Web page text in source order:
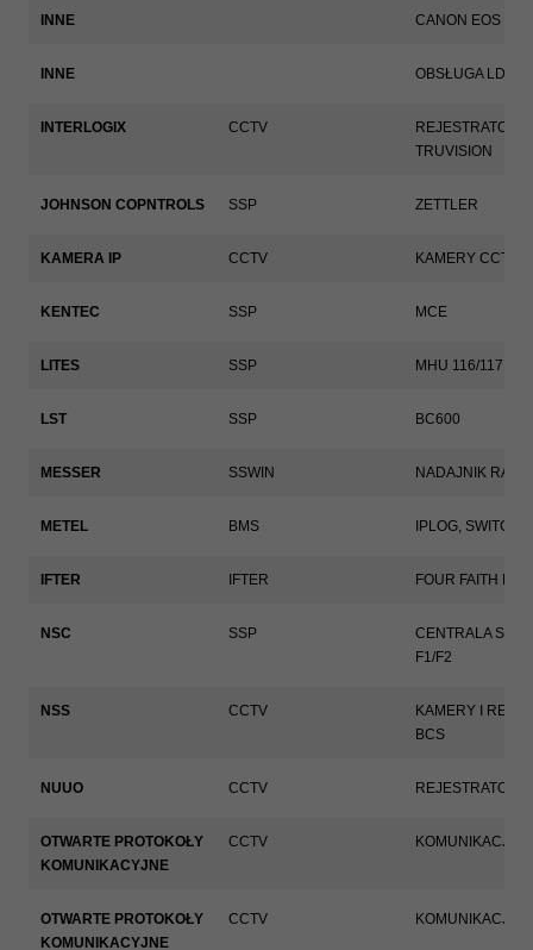
INNE CANON EOS
INNE OBSŁUGA LDAP
INTERLOGIX CCTV
REJESTRATORY
TRUVISION
JOHNSON COPNTROLS SSP ZETTLER
KAMERA IP CCTV KAMERY CCTV
KENTEC SSP MCE
LITES SSP MHU 116/117
LST SSP BC600
MESSER SSWIN NADAJNIK
METEL BMS IPLOG, SWITCH
IFTER IFTER FOUR FAITH
NSC SSP
CENTRALA
F1/F2
NSS CCTV
KAMERY I
BCS
NUUO CCTV REJESTRATORY
OTWARTE PROTOKOŁY
KOMUNIKACYJNE
CCTV KOMUNIKACJA
OTWARTE PROTOKOŁY
KOMUNIKACYJNE
CCTV KOMUNIKACJA
przejścia na nią.